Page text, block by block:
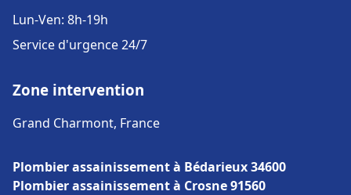
Lun-Ven: 8h-19h
Service d'urgence 24/7
Zone intervention
Grand Charmont, France
Plombier assainissement à Bédarieux 34600
Plombier assainissement à Crosne 91560